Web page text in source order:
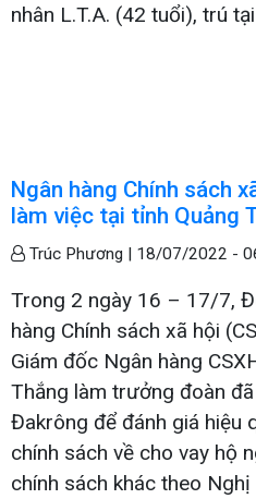
nhân L.T.A. (42 tuổi), trú
Ngân hàng Chính sách
làm việc tại tỉnh Quảng
Trúc Phương | 18/07/2022 -
Trong 2 ngày 16 – 17/7,
hàng Chính sách xã hội
Giám đốc Ngân hàng
Thắng làm trưởng đoàn
Đakrông để đánh giá hiệu
chính sách về cho vay hộ
chính sách khác theo